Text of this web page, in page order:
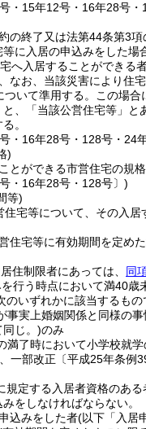
・15年12号・16年28号
の終了又は法第44条第3
に入居の申込みをした場
へ入居することができる者
なお、当該災害により住
いて準用する。
この場合
、「当該公営住宅等」
。
・16年28号・128号・24
)
とができる市営住宅の規格
・16年28号・128号〕)
等)
宅等について、その入居
住宅等に有効期間を定め
住制限者にあっては、 同
行う時点において満40歳
いずれかに該当するもの
事実上婚姻関係と同様の
同じ。)のみ
満了時において小学校就
一部改正〔平成25年条例
規定する入居者資格のあ
をしなければならない。
込みをした者(以下「入居